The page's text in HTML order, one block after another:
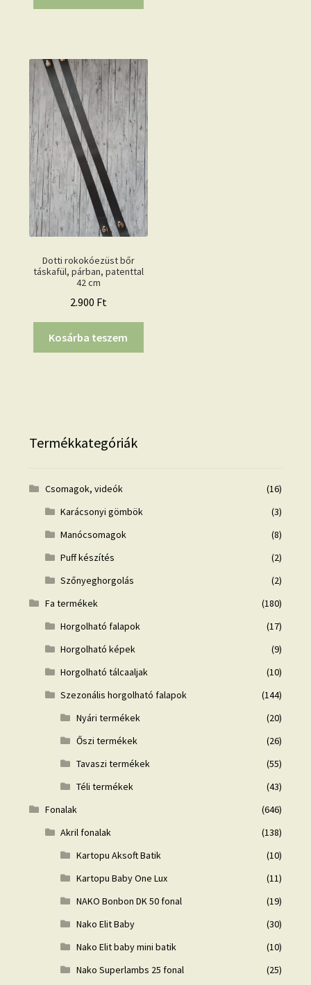
Dotti rokokóezüst bőr
táskafül, párban, patenttal
42 cm
2.900 Ft
Kosárba teszem
Termékkategóriák
Csomagok, videók
(16)
Karácsonyi gömbök
(3)
Manócsomagok
(8)
Puff készítés
(2)
Szőnyeghorgolás
(2)
Fa termékek
(180)
Horgolható falapok
(17)
Horgolható képek
(9)
Horgolható tálcaaljak
(10)
Szezonális horgolható falapok
(144)
Nyári termékek
(20)
Őszi termékek
(26)
Tavaszi termékek
(55)
Téli termékek
(43)
Fonalak
(646)
Akril fonalak
(138)
Kartopu Aksoft Batik
(10)
Kartopu Baby One Lux
(11)
NAKO Bonbon DK 50 fonal
(19)
Nako Elit Baby
(30)
Nako Elit baby mini batik
(10)
Nako Superlambs 25 fonal
(25)